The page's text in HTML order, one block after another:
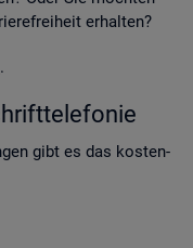
er­hal­ten?
.
gibt es das kos­ten­